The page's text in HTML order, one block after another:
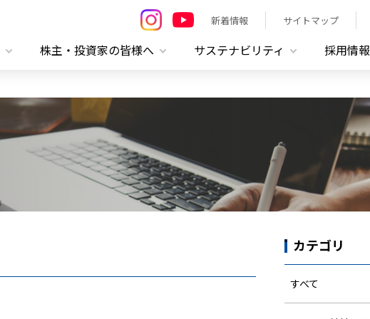
新着情報 サイトマップ
株主・投資家の皆様へ サステナビリティ 採用情報
カテゴリ
すべて